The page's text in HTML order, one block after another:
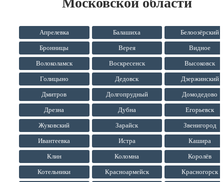
Апрелевка Балашиха Белоозёрский
Бронницы Верея Видное
Волоколамск Воскресенск Высоковск
Голицыно Дедовск Дзержинский
Дмитров Долгопрудный Домодедово
Дрезна Дубна Егорьевск
Жуковский Зарайск Звенигород
Ивантеевка Истра Кашира
Клин Коломна Королёв
Котельники Красноармейск Красногорск